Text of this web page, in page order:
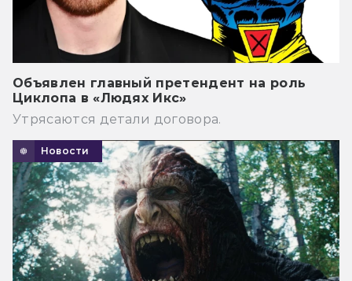
Объявлен главный претендент на роль
Циклопа в «Людях Икс»
Утрясаются детали договора.
Новости